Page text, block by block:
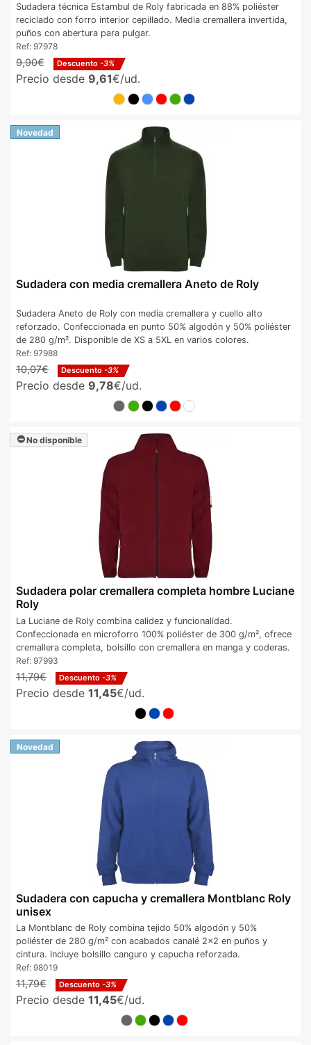
Sudadera técnica Estambul de Roly fabricada en 88% poliéster
reciclado con forro interior cepillado. Media cremallera invertida,
puños con abertura para pulgar.
Ref: 97978
9,90€ Descuento -3%
Precio desde 9,61€/ud.
Novedad
Sudadera con media cremallera Aneto de Roly
Sudadera Aneto de Roly con media cremallera y cuello alto
reforzado. Confeccionada en punto 50% algodón y 50% poliéster
de 280 g/m². Disponible de XS a 5XL en varios colores.
Ref: 97988
10,07€ Descuento -3%
Precio desde 9,78€/ud.
No disponible
Sudadera polar cremallera completa hombre Luciane
Roly
La Luciane de Roly combina calidez y funcionalidad.
Confeccionada en microforro 100% poliéster de 300 g/m², ofrece
cremallera completa, bolsillo con cremallera en manga y coderas.
Ref: 97993
11,79€ Descuento -3%
Precio desde 11,45€/ud.
Novedad
Sudadera con capucha y cremallera Montblanc Roly
unisex
La Montblanc de Roly combina tejido 50% algodón y 50%
poliéster de 280 g/m² con acabados canalé 2x2 en puños y
cintura. Incluye bolsillo canguro y capucha reforzada.
Ref: 98019
11,79€ Descuento -3%
Precio desde 11,45€/ud.